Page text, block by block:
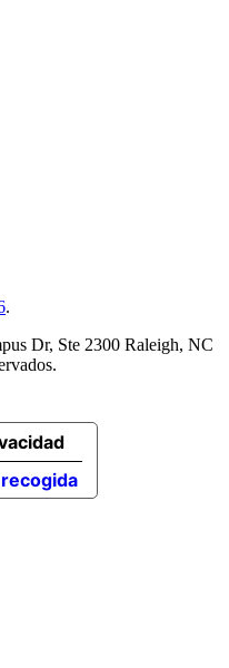
.
Dr, Ste 2300 Raleigh, NC